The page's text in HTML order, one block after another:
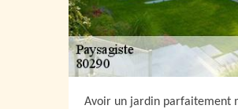
Avoir un jardin parfaitement